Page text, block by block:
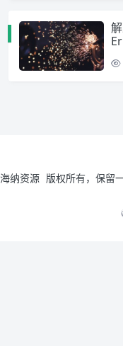
海纳资源 版权所有，保留